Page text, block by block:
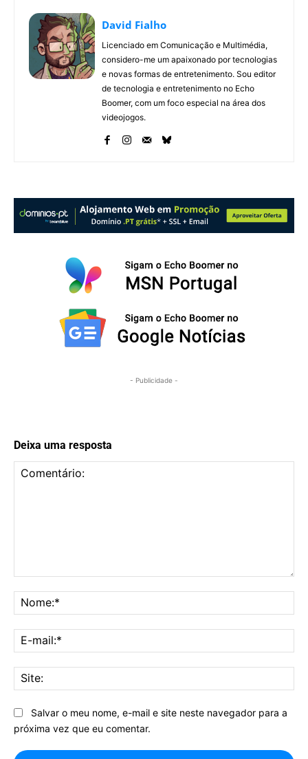
David Fialho
Licenciado em Comunicação e Multimédia,
considero-me um apaixonado por tecnologias
e novas formas de entretenimento. Sou editor
de tecnologia e entretenimento no Echo
Boomer, com um foco especial na área dos
videojogos.
- Publicidade -
Deixa uma resposta
Salvar o meu nome, e-mail e site neste navegador para a
próxima vez que eu comentar.